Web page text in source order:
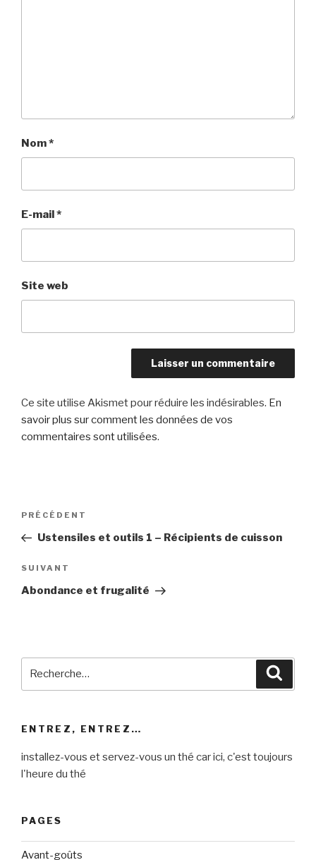
Nom*
E-mail *
Site web
Ce site utilise Akismet pour réduire les indésirables. En
savoir plus sur comment les données de vos
commentaires sont utilisées.
Navigation
l’article
Article
précédent
PRÉCÉDENT
Ustensiles et outils 1 – Récipients de cuisson
Article
suivant
SUIVANT
Abondance et frugalité
ENTREZ, ENTREZ…
installez-vous et servez-vous un thé car ici, c'est toujours
l'heure du thé
PAGES
Avant-goûts